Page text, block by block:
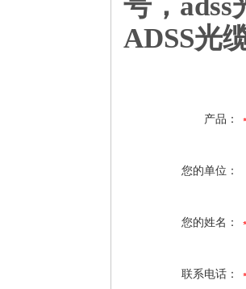
ADSS光
产品：
您的单位：
您的姓名：
联系电话：